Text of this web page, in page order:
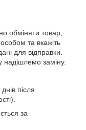
обміняти товар,
та вкажіть
для відправки.
надішлемо заміну.
після
за